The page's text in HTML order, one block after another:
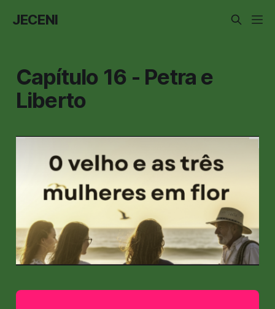
JECENI
Capítulo 16 - Petra e
Liberto